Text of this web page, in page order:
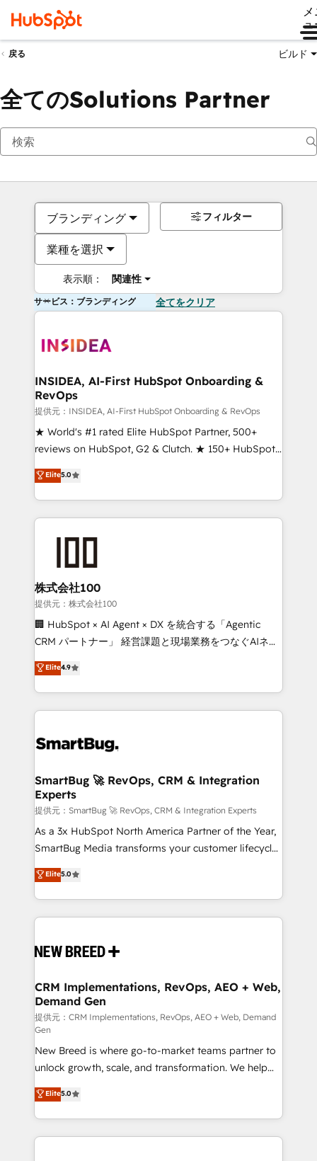
ュ
戻る ビルド
全てのSolutions Partner
ブランディング
業種を選択
表示順： 関連性
フィルター
サービス：ブランディング 全てをクリア
INSIDEA, AI-First HubSpot Onboarding &
RevOps
提供元：INSIDEA, AI-First HubSpot Onboarding & RevOps
★ World's #1 rated Elite HubSpot Partner, 500+
reviews on HubSpot, G2 & Clutch. ★ 150+ HubSpot
Certified Experts & Trainers across the team ★
1,500+ implementations across five continents ★ AI-
First, RevOps-led, Onboarding obsessed ★
Company of the Year 2024/25 INSIDEA helps
and build AI-powered workflows that drive adoption
from week one, in your time zone. What we do ➤
Onboarding: Live in weeks, with workflows built
around your business, not a template. ➤ Migration:
Move from any legacy CRM. Zero downtime, full data
run your revenue process. Sales, marketing, and
service wired together. ➤ AI and Integrations: Layer
tune-ups, feature rollouts, adoption coaching. Buying
HubSpot, switching to it, or reviving a stale portal?
We are built for the work.
Elite5.0
株式会社100
提供元：株式会社100
🏢 HubSpot × AI Agent × DX を統合する「Agentic
CRM パートナー」 経営課題と現場業務をつなぐAIネイ
ティブ・エージェンシーとして、HubSpot Eliteの実装
力で顧客フロント業務を再設計します。 💡 100inc は何
をする会社か？ HubSpotを共通基盤に、AIエージェン
トを組み込んだ顧客フロント業務（マーケティング・営
ィブ・エージェンシーです。事業部・グループ会社・部
を、CRMを軸とした全社共通基盤に再構築します。意
思決定者・PMO・現場担当者に並走します。 1️⃣
HubSpot導入・活用支援 顧客データの一元化から、
GTMの見える化・自動化まで。全Hub統合運用、デー
タ品質設計、グループ横断のCRM統合に対応します。
の一部をAIが自律実行する組織への移行を設計・実装。
Breeze・Claude等をHubSpotと連携させ、役割定義・
革を、構想から実装・定着までPMOとして主導。「設
の統合・浸透・変革管理を実行します。 ▸ CMS戦略設
計・構築：リード獲得・CVR・SEOを前提にした情報設
計・導線設計・テンプレート設計をContent Hubで一体
提供。 ▸ 既存CRM・MAからの移行支援：Salesforce・
Marketo・Pardot等からの移行、カスタム設計、履歴
データ移行と活用設計まで。 ▸ AEO対応：ChatGPT・
ンツとサイト構造を最適化。 🏆 なぜ100incを選ぶの
か？ ✓ HubSpot Eliteパートナー認定 ✓ HubSpotアワ
ード受賞・HUGリーダー ✓ ISO27001:2022 /
Elite4.9
SmartBug 🚀 RevOps, CRM & Integration
Experts
提供元：SmartBug 🚀 RevOps, CRM & Integration Experts
As a 3x HubSpot North America Partner of the Year,
SmartBug Media transforms your customer lifecycle
into a revenue engine. Our unified ecosystem
includes specialized divisions Globalia (AI &
Software) and Point Success Media (Paid Media),
making this the official home for all three brands. 🔄
and system integrations powered by Globalia’s
trainers to drive platform adoption. 📈 Revenue
Generation - Full-funnel marketing and high-
performance advertising via Point Success Media. -
Expert deployment of Breeze AI and custom agents
to automate growth. 🏆 Elite Excellence - 8 platform
accreditations and deep HIPAA-compliance
expertise. - A team of 250+ experts dedicated to
your resilient growth.
Elite5.0
CRM Implementations, RevOps, AEO + Web,
Demand Gen
提供元：CRM Implementations, RevOps, AEO + Web, Demand
Gen
New Breed is where go-to-market teams partner to
unlock growth, scale, and transformation. We help
companies activate HubSpot’s AI-powered
customer platform and operationalize HubSpot’s
Loop Marketing framework through expert-led
services, smart agents, and purpose-built apps,
Elite5.0